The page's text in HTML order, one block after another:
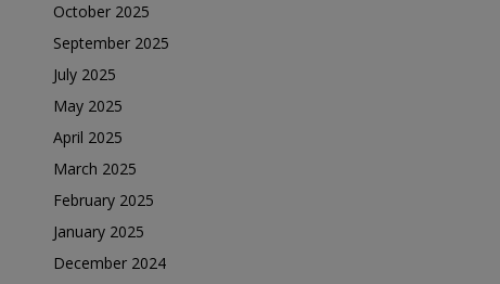
October 2025
September 2025
July 2025
May 2025
April 2025
March 2025
February 2025
January 2025
December 2024